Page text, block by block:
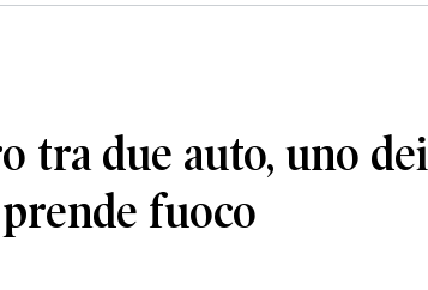
tra due auto, uno dei
fuoco